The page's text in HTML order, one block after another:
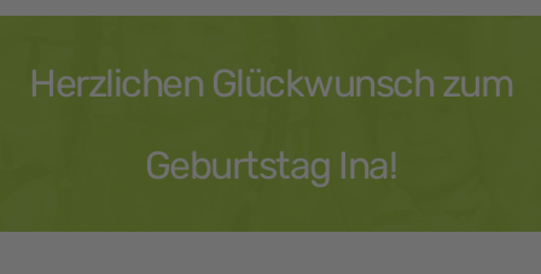
Herzlichen Glückwunsch zum
Geburtstag Ina!